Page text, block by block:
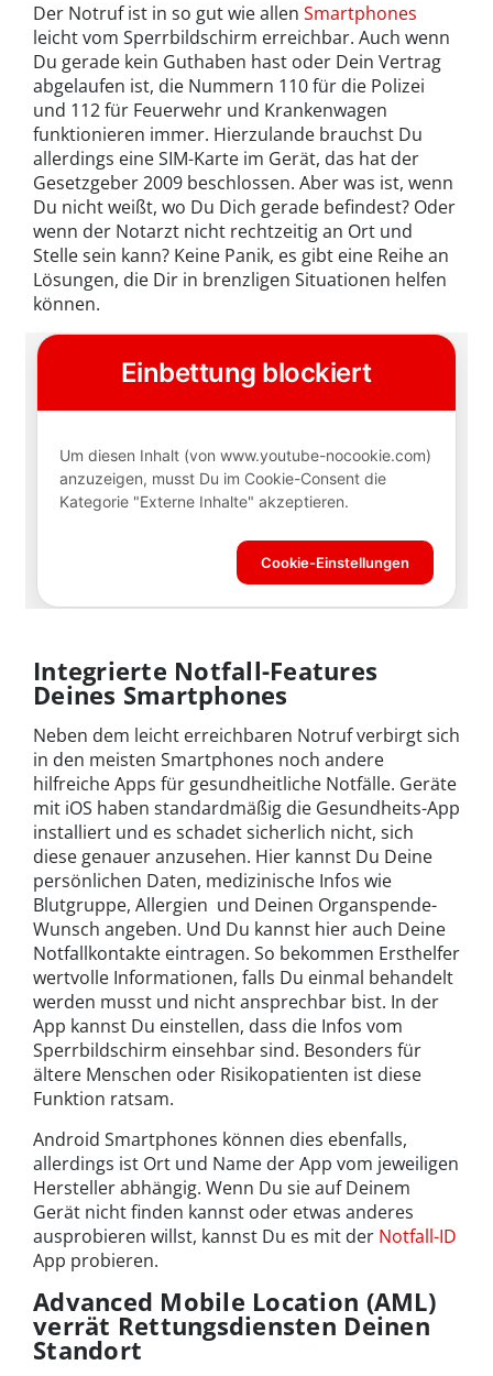
Der Notruf ist in so gut wie allen Smartphones
leicht vom Sperrbildschirm erreichbar. Auch wenn
Du gerade kein Guthaben hast oder Dein Vertrag
abgelaufen ist, die Nummern 110 für die Polizei
und 112 für Feuerwehr und Krankenwagen
funktionieren immer. Hierzulande brauchst Du
allerdings eine SIM-Karte im Gerät, das hat der
Gesetzgeber 2009 beschlossen. Aber was ist, wenn
Du nicht weißt, wo Du Dich gerade befindest? Oder
wenn der Notarzt nicht rechtzeitig an Ort und
Stelle sein kann? Keine Panik, es gibt eine Reihe an
Lösungen, die Dir in brenzligen Situationen helfen
können.
Integrierte Notfall-Features
Deines Smartphones
Neben dem leicht erreichbaren Notruf verbirgt sich
in den meisten Smartphones noch andere
hilfreiche Apps für gesundheitliche Notfälle. Geräte
mit iOS haben standardmäßig die Gesundheits-App
installiert und es schadet sicherlich nicht, sich
diese genauer anzusehen. Hier kannst Du Deine
persönlichen Daten, medizinische Infos wie
Blutgruppe, Allergien und Deinen Organspende-
Wunsch angeben. Und Du kannst hier auch Deine
Notfallkontakte eintragen. So bekommen Ersthelfer
wertvolle Informationen, falls Du einmal behandelt
werden musst und nicht ansprechbar bist. In der
App kannst Du einstellen, dass die Infos vom
Sperrbildschirm einsehbar sind. Besonders für
ältere Menschen oder Risikopatienten ist diese
Funktion ratsam.
Android Smartphones können dies ebenfalls,
allerdings ist Ort und Name der App vom jeweiligen
Hersteller abhängig. Wenn Du sie auf Deinem
Gerät nicht finden kannst oder etwas anderes
ausprobieren willst, kannst Du es mit der Notfall-ID
App probieren.
Advanced Mobile Location (AML)
verrät Rettungsdiensten Deinen
Standort